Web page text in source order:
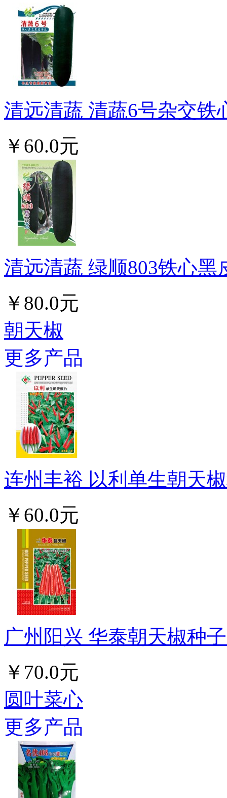
清远清蔬 清蔬6号杂交铁
￥60.0元
清远清蔬 绿顺803铁心黑
￥80.0元
朝天椒
更多产品
连州丰裕 以利单生朝天
￥60.0元
广州阳兴 华泰朝天椒种
￥70.0元
圆叶菜心
更多产品